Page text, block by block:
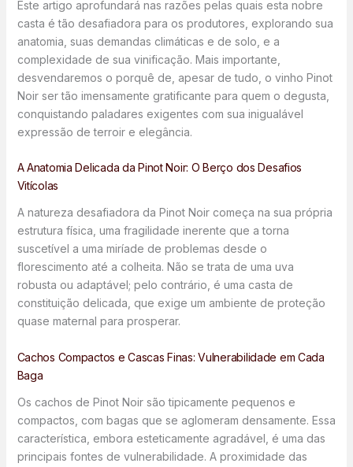
Este artigo aprofundará nas razões pelas quais esta nobre
casta é tão desafiadora para os produtores, explorando sua
anatomia, suas demandas climáticas e de solo, e a
complexidade de sua vinificação. Mais importante,
desvendaremos o porquê de, apesar de tudo, o vinho Pinot
Noir ser tão imensamente gratificante para quem o degusta,
conquistando paladares exigentes com sua inigualável
expressão de terroir e elegância.
A Anatomia Delicada da Pinot Noir: O Berço dos Desafios
Vitícolas
A natureza desafiadora da Pinot Noir começa na sua própria
estrutura física, uma fragilidade inerente que a torna
suscetível a uma miríade de problemas desde o
florescimento até a colheita. Não se trata de uma uva
robusta ou adaptável; pelo contrário, é uma casta de
constituição delicada, que exige um ambiente de proteção
quase maternal para prosperar.
Cachos Compactos e Cascas Finas: Vulnerabilidade em Cada
Baga
Os cachos de Pinot Noir são tipicamente pequenos e
compactos, com bagas que se aglomeram densamente. Essa
característica, embora esteticamente agradável, é uma das
principais fontes de vulnerabilidade. A proximidade das